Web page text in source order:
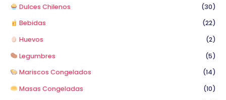
Dulces Chilenos
(30)
Bebidas
(22)
Huevos
(2)
Legumbres
(5)
Mariscos Congelados
(14)
Masas Congeladas
(10)